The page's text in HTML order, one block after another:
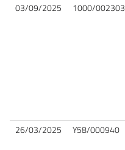
03/09/2025
1000/002303
26/03/2025 Y58/000940